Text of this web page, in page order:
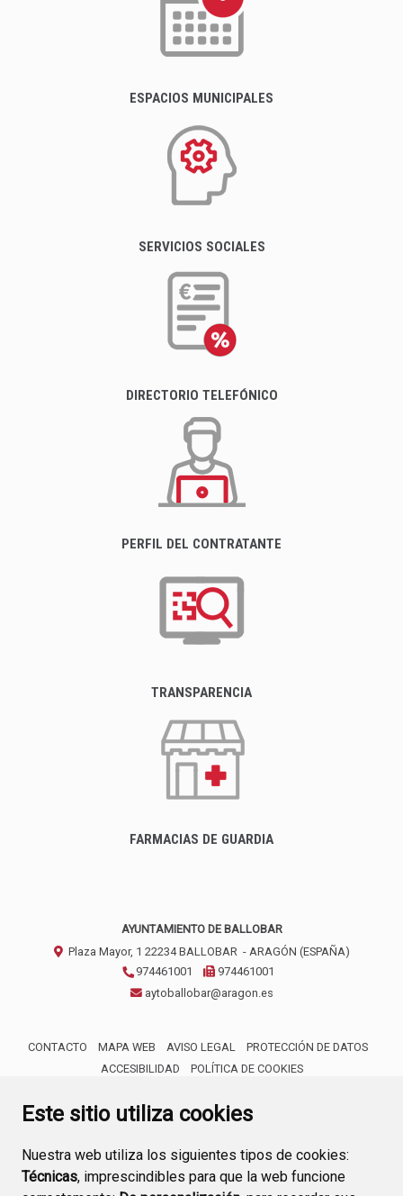
Este sitio utiliza cookies
Nuestra web utiliza los siguientes tipos de cookies:
Técnicas, imprescindibles para que la web funcione
ESPACIOS MUNICIPALES
SERVICIOS SOCIALES
DIRECTORIO TELEFÓNICO
PERFIL DEL CONTRATANTE
TRANSPARENCIA
FARMACIAS DE GUARDIA
AYUNTAMIENTO DE BALLOBAR
Plaza Mayor, 1 22234 BALLOBAR - ARAGÓN (ESPAÑA)
974461001
974461001
aytoballobar@aragon.es
CONTACTO MAPA WEB AVISO LEGAL
PROTECCIÓN DE DATOS
ACCESIBILIDAD
POLÍTICA DE COOKIES